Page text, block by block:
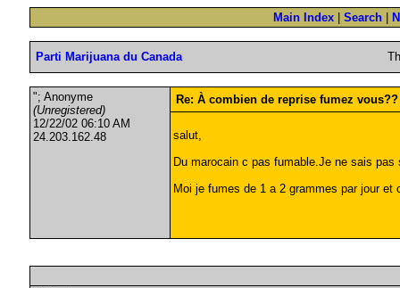
Main Index Search
Parti Marijuana du Canada
"; Anonyme
(Unregistered)
12/22/02 06:10 AM
24.203.162.48
Re: À combien de reprise fumez vous??
salut,
Du marocain c pas fumable.Je ne sais
Moi je fumes de 1 a 2 grammes par jour et